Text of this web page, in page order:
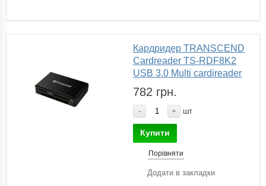
Кардридер TRANSCEND
Cardreader TS-RDF8K2
USB 3.0 Multi cardireader
782 грн.
- + шт
Купити
Порівняти
Додати в закладки